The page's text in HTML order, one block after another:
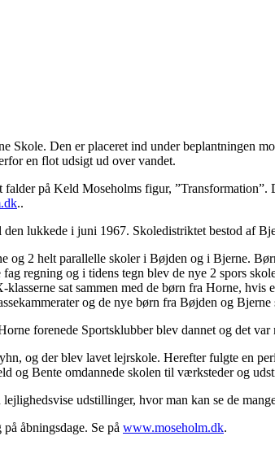
Skole. Den er placeret ind under beplantningen
en flot udsigt ud over vandet.
på Keld Moseholms figur,
..
lukkede i juni 1967. Skoledistriktet bestod af
og 2 helt parallelle skoler i Bøjden og i Bjerne.
regning og i tidens tegn blev de nye 2 spors
sat sammen med de børn fra Horne,
og de nye børn fra Bøjden og
forenede Sportsklubber blev dannet og det
og der blev lavet lejrskole. Herefter fulgte en
og Bente omdannede skolen til værksteder og
udstillinger, hvor man kan se de
åbningsdage. Se på www.moseholm.dk.